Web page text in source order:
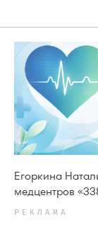
Егоркина
медцентров
РЕКЛАМА